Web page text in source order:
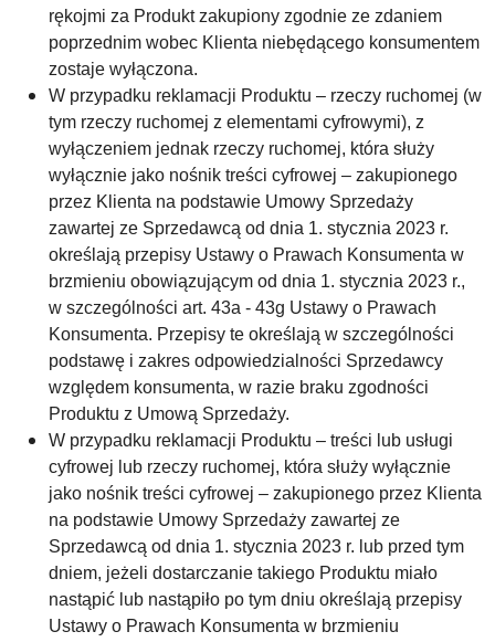
rękojmi za Produkt zakupiony zgodnie ze zdaniem
poprzednim wobec Klienta niebędącego konsumentem
zostaje wyłączona.
W przypadku reklamacji Produktu – rzeczy ruchomej (w
tym rzeczy ruchomej z elementami cyfrowymi), z
wyłączeniem jednak rzeczy ruchomej, która służy
wyłącznie jako nośnik treści cyfrowej – zakupionego
przez Klienta na podstawie Umowy Sprzedaży
zawartej ze Sprzedawcą od dnia 1. stycznia 2023 r.
określają przepisy Ustawy o Prawach Konsumenta w
brzmieniu obowiązującym od dnia 1. stycznia 2023 r.,
w szczególności art. 43a - 43g Ustawy o Prawach
Konsumenta. Przepisy te określają w szczególności
podstawę i zakres odpowiedzialności Sprzedawcy
względem konsumenta, w razie braku zgodności
Produktu z Umową Sprzedaży.
W przypadku reklamacji Produktu – treści lub usługi
cyfrowej lub rzeczy ruchomej, która służy wyłącznie
jako nośnik treści cyfrowej – zakupionego przez Klienta
na podstawie Umowy Sprzedaży zawartej ze
Sprzedawcą od dnia 1. stycznia 2023 r. lub przed tym
dniem, jeżeli dostarczanie takiego Produktu miało
nastąpić lub nastąpiło po tym dniu określają przepisy
Ustawy o Prawach Konsumenta w brzmieniu